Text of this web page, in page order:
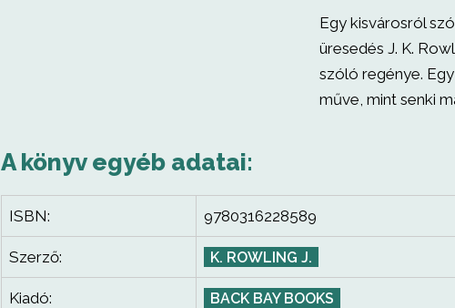
Egy kisvárosról
üresedés J. K.
szóló regénye.
műve, mint senki
A könyv egyéb adatai:
ISBN: 9780316228589
Szerző: K. ROWLING J.
Kiadó: BACK BAY BOOKS